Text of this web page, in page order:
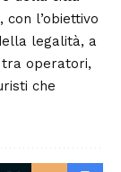
l’obiettivo
legalità, a
operatori,
che